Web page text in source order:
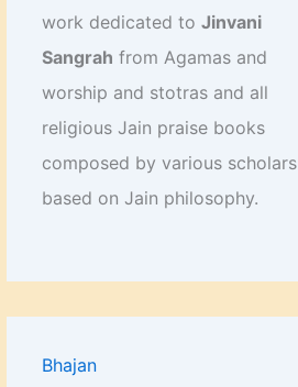
work dedicated to Jinvani
Sangrah from Agamas and
worship and stotras and all
religious Jain praise books
composed by various scholars
based on Jain philosophy.
Bhajan